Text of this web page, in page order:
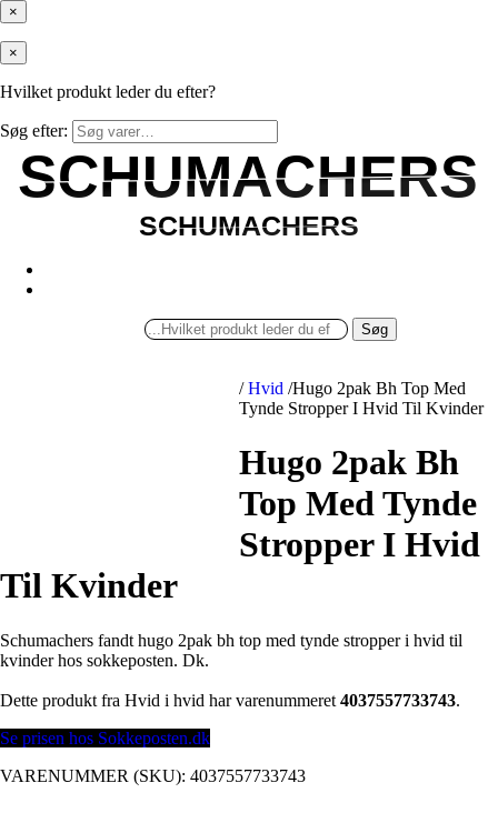
×
×
Hvilket produkt leder du efter?
Søg efter:
SCHUMACHERS
SCHUMACHERS
SCHUMACHERS
SCHUMACHERS
Søg
/ Hvid /Hugo 2pak Bh Top Med
Tynde Stropper I Hvid Til Kvinder
Hugo 2pak Bh
Top Med Tynde
Stropper I Hvid
Til Kvinder
Schumachers fandt hugo 2pak bh top med tynde stropper i hvid til
kvinder hos sokkeposten. Dk.
Dette produkt fra Hvid i hvid har varenummeret 4037557733743.
Se prisen hos Sokkeposten.dk
VARENUMMER (SKU): 4037557733743